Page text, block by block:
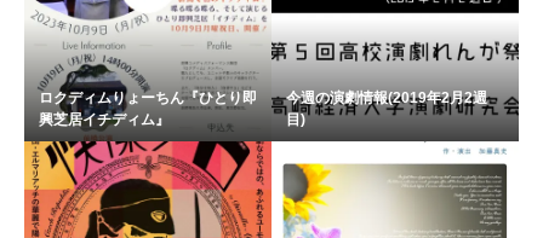
ロクディムりょーちん『ひとり即
興芝居イチディム』
今週の演劇情報(2019年2月2週
目)